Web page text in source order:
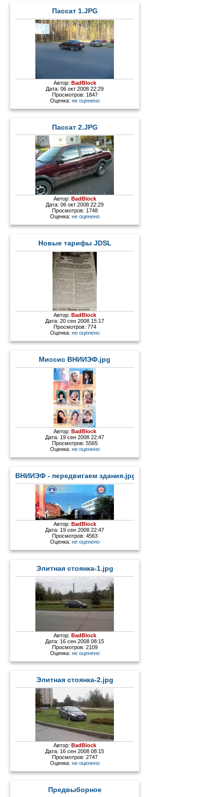
Пассат 1.JPG
Автор: BadBlock
Дата: 06 окт 2008 22:29
Просмотров: 1847
Оценка: не оценено
Пассат 2.JPG
Автор: BadBlock
Дата: 06 окт 2008 22:29
Просмотров: 1748
Оценка: не оценено
Новые тарифы JDSL
Автор: BadBlock
Дата: 20 сен 2008 15:17
Просмотров: 774
Оценка: не оценено
Миссис ВНИИЭФ.jpg
Автор: BadBlock
Дата: 19 сен 2008 22:47
Просмотров: 5565
Оценка: не оценено
ВНИИЭФ - передвигаем здания.jpg
Автор: BadBlock
Дата: 19 сен 2008 22:47
Просмотров: 4563
Оценка: не оценено
Элитная стоянка-1.jpg
Автор: BadBlock
Дата: 16 сен 2008 08:15
Просмотров: 2109
Оценка: не оценено
Элитная стоянка-2.jpg
Автор: BadBlock
Дата: 16 сен 2008 08:15
Просмотров: 2747
Оценка: не оценено
Предвыборное